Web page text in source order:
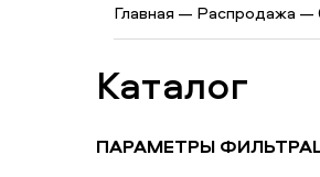
ОБОРУДОВАНИЯ
ПО ТИПУ
Главная — Распродажа —
Каталог
ПАРАМЕТРЫ